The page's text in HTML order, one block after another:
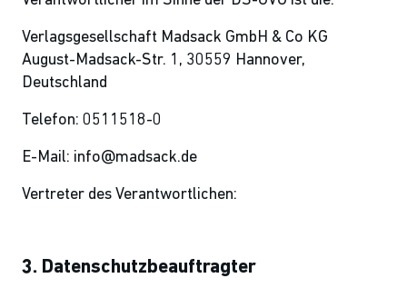
Verlagsgesellschaft Madsack GmbH & Co KG
August-Madsack-Str. 1, 30559 Hannover,
Deutschland
Telefon: 0511518-0
E-Mail: info@madsack.de
Vertreter des Verantwortlichen:
3. Datenschutzbeauftragter